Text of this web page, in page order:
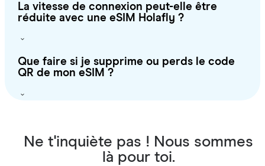
La vitesse de connexion peut-elle être
réduite avec une eSIM Holafly ?
Que faire si je supprime ou perds le code
QR de mon eSIM ?
Ne t'inquiète pas ! Nous sommes
là pour toi.